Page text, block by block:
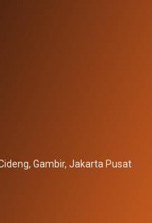
Gambir, Jakarta Pusat